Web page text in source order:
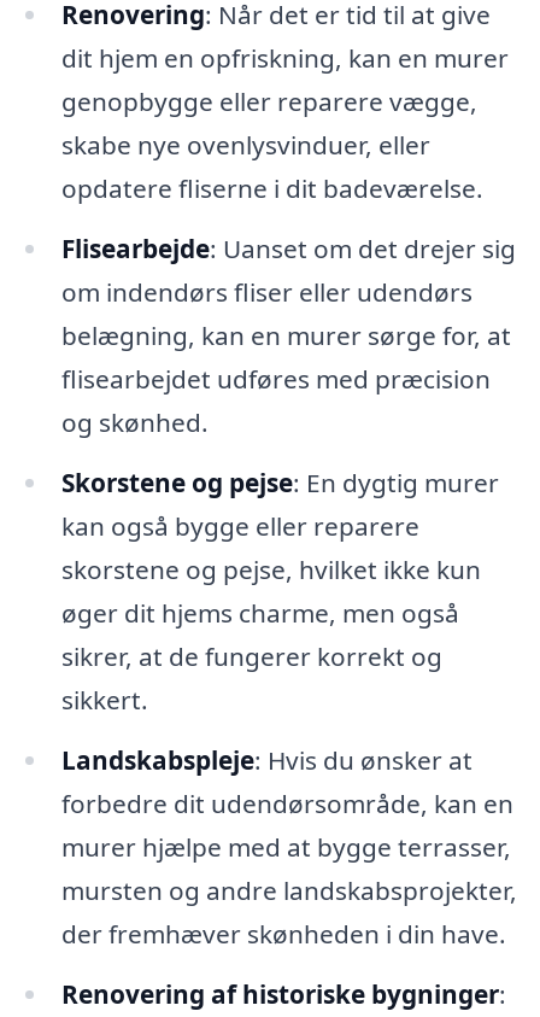
Renovering: Når det er tid til at give
dit hjem en opfriskning, kan en murer
genopbygge eller reparere vægge,
skabe nye ovenlysvinduer, eller
opdatere fliserne i dit badeværelse.
Flisearbejde: Uanset om det drejer sig
om indendørs fliser eller udendørs
belægning, kan en murer sørge for, at
flisearbejdet udføres med præcision
og skønhed.
Skorstene og pejse: En dygtig murer
kan også bygge eller reparere
skorstene og pejse, hvilket ikke kun
øger dit hjems charme, men også
sikrer, at de fungerer korrekt og
sikkert.
Landskabspleje: Hvis du ønsker at
forbedre dit udendørsområde, kan en
murer hjælpe med at bygge terrasser,
mursten og andre landskabsprojekter,
der fremhæver skønheden i din have.
Renovering af historiske bygninger: